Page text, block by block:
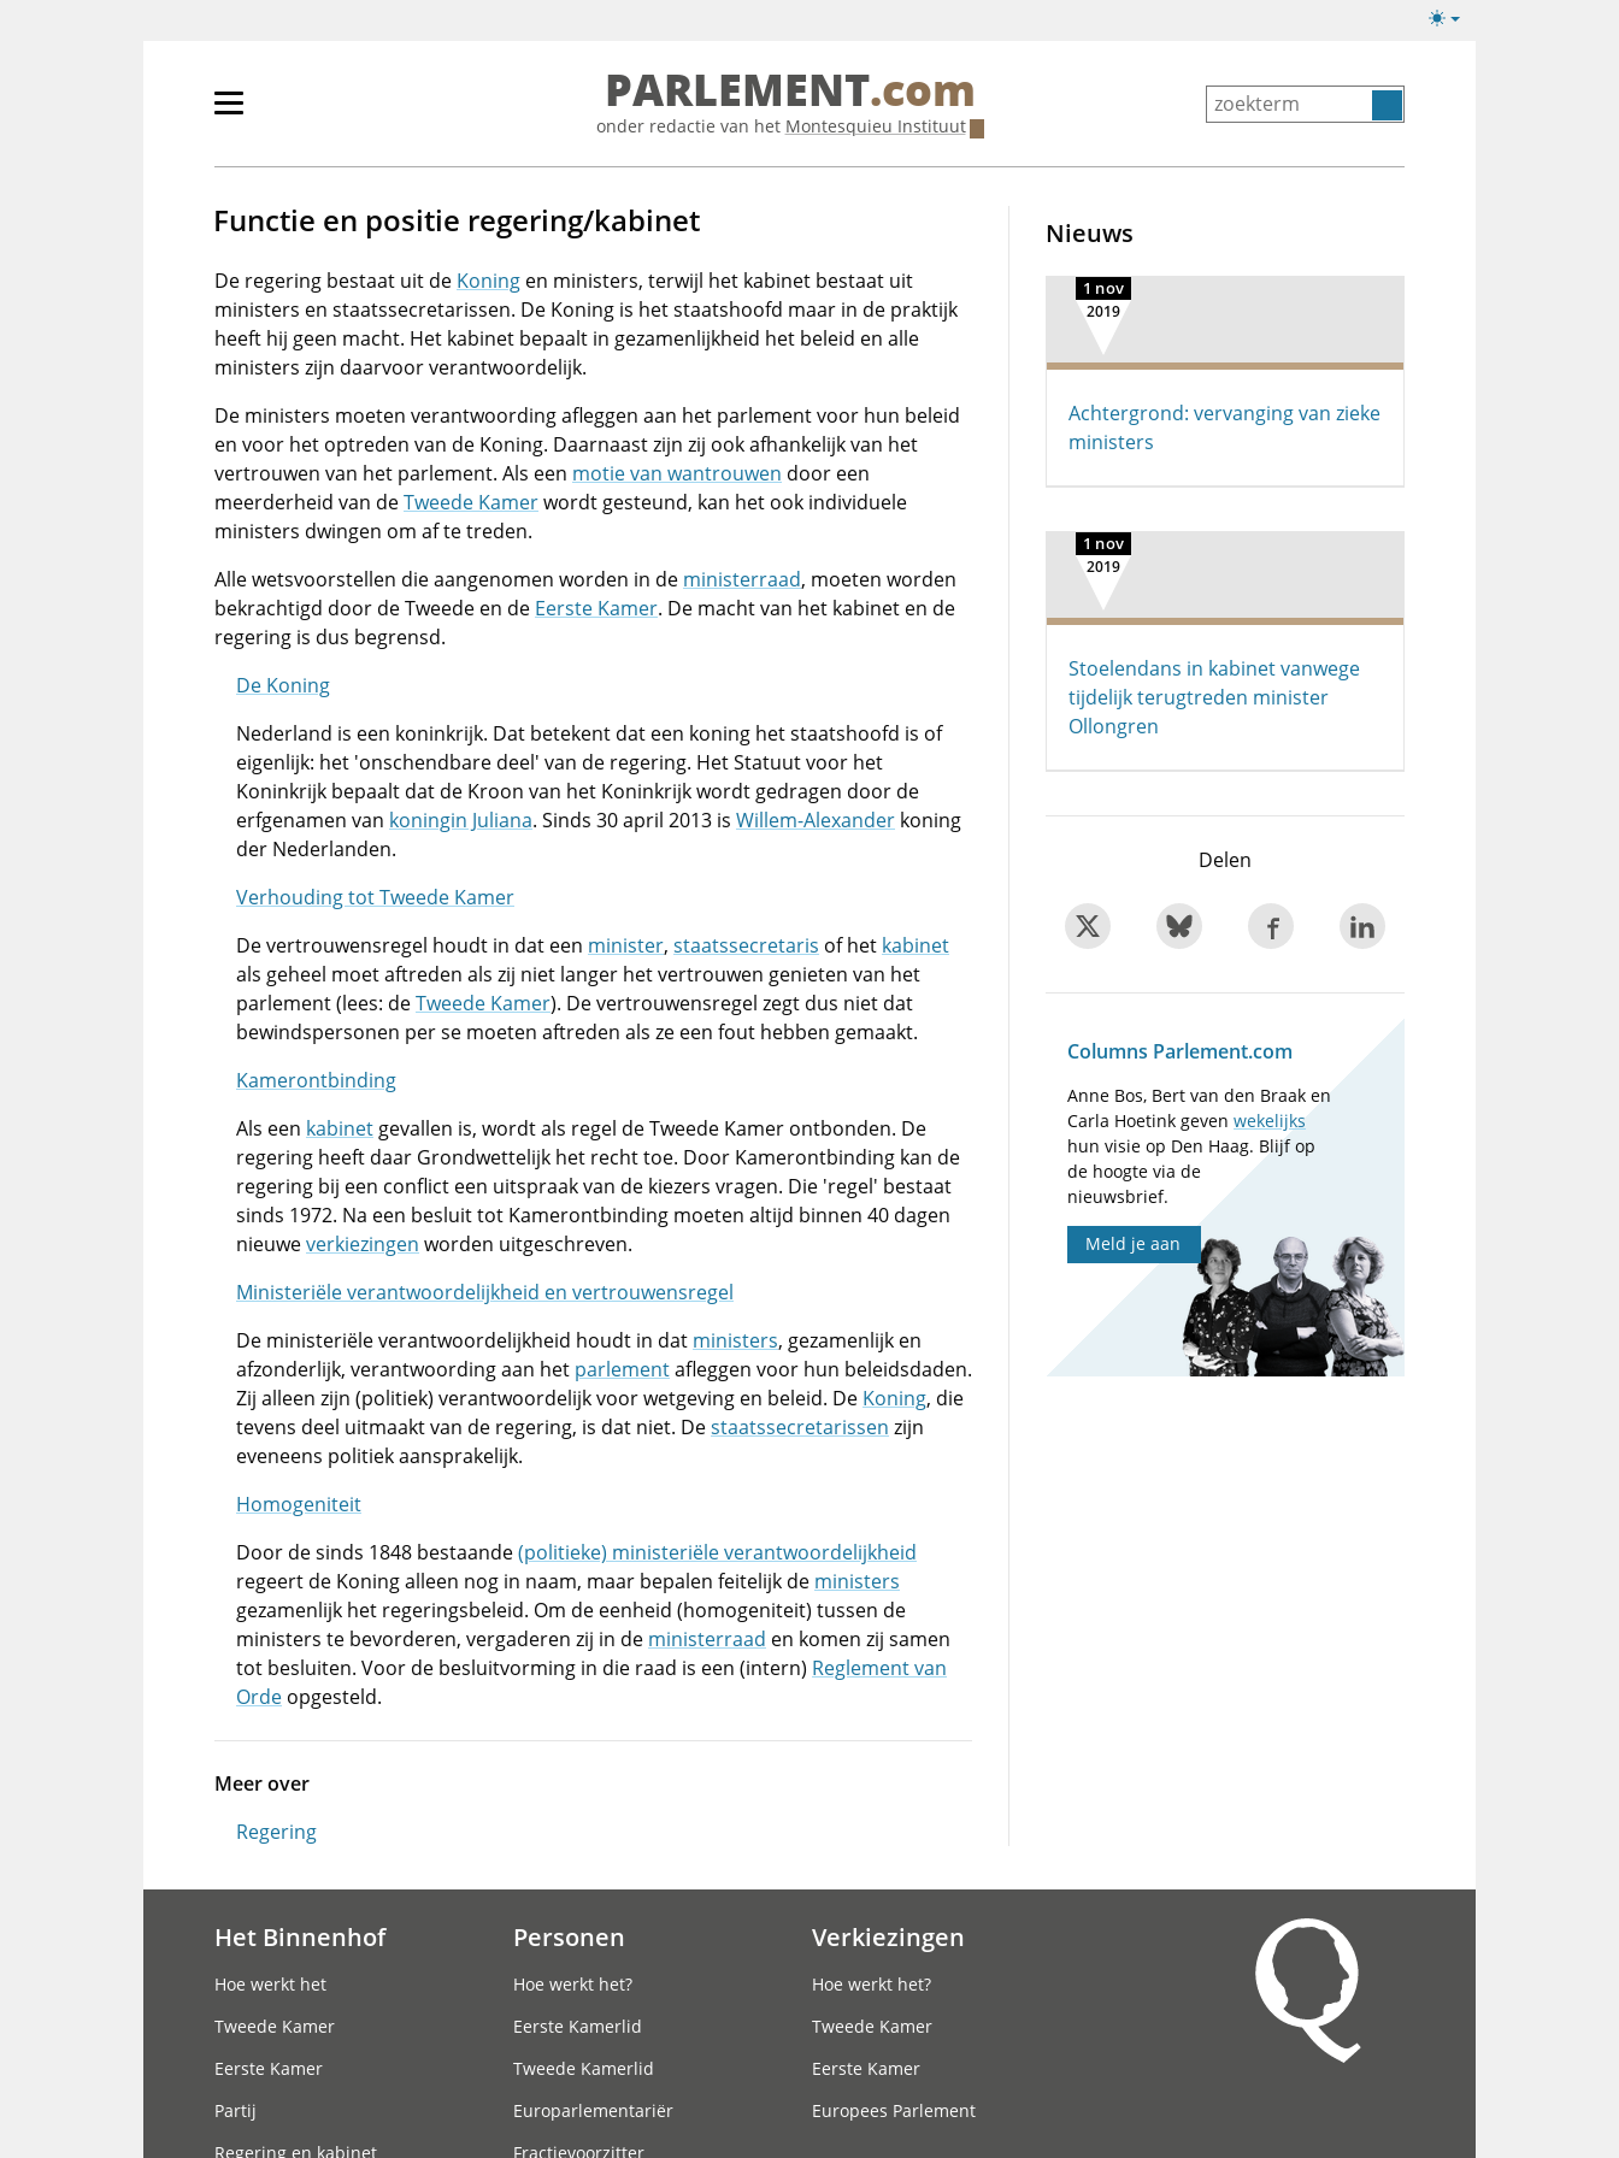
Lichte/donkere
Primair
tonen/verbergen
PARLEMENT.com
onder redactie van het Montesquieu Instituut
Functie en positie regering/kabinet
De regering bestaat uit de Koning en ministers, terwijl het kabinet bestaat uit
ministers en staatssecretarissen. De Koning is het staatshoofd maar in de praktijk
heeft hij geen macht. Het kabinet bepaalt in gezamenlijkheid het beleid en alle
ministers zijn daarvoor verantwoordelijk.
De ministers moeten verantwoording afleggen aan het parlement voor hun beleid
en voor het optreden van de Koning. Daarnaast zijn zij ook afhankelijk van het
vertrouwen van het parlement. Als een motie van wantrouwen door een
meerderheid van deTweede Kamerwordt gesteund, kan het ook individuele
ministers dwingen om af te treden.
Alle wetsvoorstellen die aangenomen worden in de ministerraad, moeten worden
bekrachtigd door de Tweede en de Eerste Kamer. De macht van het kabinet en de
regering is dus begrensd.
De Koning
Nederland is een koninkrijk. Dat betekent dat een koning het staatshoofd is of
eigenlijk: het 'onschendbare deel' van de regering. Het Statuut voor het
Koninkrijk bepaalt dat de Kroon van het Koninkrijk wordt gedragen door de
erfgenamen van koningin Juliana. Sinds 30 april 2013 is Willem-Alexander koning
der Nederlanden.
Verhouding tot Tweede Kamer
De vertrouwensregel houdt in dat een minister, staatssecretaris of het kabinet
als geheel moet aftreden als zij niet langer het vertrouwen genieten van het
parlement (lees: deTweede Kamer). De vertrouwensregel zegt dus niet dat
bewindspersonen per se moeten aftreden als ze een fout hebben gemaakt.
Kamerontbinding
Als een kabinet gevallen is, wordt als regel de Tweede Kamer ontbonden. De
regering heeft daar Grondwettelijk het recht toe. Door Kamerontbinding kan de
regering bij een conflict een uitspraak van de kiezers vragen. Die 'regel' bestaat
sinds 1972. Na een besluit tot Kamerontbinding moeten altijd binnen 40 dagen
nieuweverkiezingen worden uitgeschreven.
Ministeriële verantwoordelijkheid en vertrouwensregel
De ministeriële verantwoordelijkheid houdt in dat ministers, gezamenlijk en
afzonderlijk, verantwoording aan het parlementafleggen voor hun beleidsdaden.
Zij alleen zijn (politiek) verantwoordelijk voor wetgeving en beleid. De Koning, die
tevens deel uitmaakt van de regering, is dat niet. Destaatssecretarissen zijn
eveneens politiek aansprakelijk.
Homogeniteit
Door de sinds 1848 bestaande(politieke) ministeriële verantwoordelijkheid
regeert de Koning alleen nog in naam, maar bepalen feitelijk de ministers
gezamenlijk het regeringsbeleid. Om de eenheid (homogeniteit) tussen de
ministers te bevorderen, vergaderen zij in de ministerraad en komen zij samen
tot besluiten. Voor de besluitvorming in die raad is een (intern) Reglement van
Orde opgesteld.
Meer over
Regering
Nieuws
1 nov
2019
Achtergrond: vervanging van zieke
ministers
1 nov
2019
Stoelendans in kabinet vanwege
tijdelijk terugtreden minister
Ollongren
Delen
Columns Parlement.com
Anne Bos, Bert van den Braak en
Carla Hoetink gevenwekelijks
hun visie op Den Haag. Blijf op
de hoogte via de
nieuwsbrief.
Meld je aan
Het Binnenhof
Hoe werkt het
Tweede Kamer
Eerste Kamer
Partij
Regering en kabinet
Personen
Hoe werkt het?
Eerste Kamerlid
Tweede Kamerlid
Europarlementariër
Fractievoorzitter
Verkiezingen
Hoe werkt het?
Tweede Kamer
Eerste Kamer
Europees Parlement